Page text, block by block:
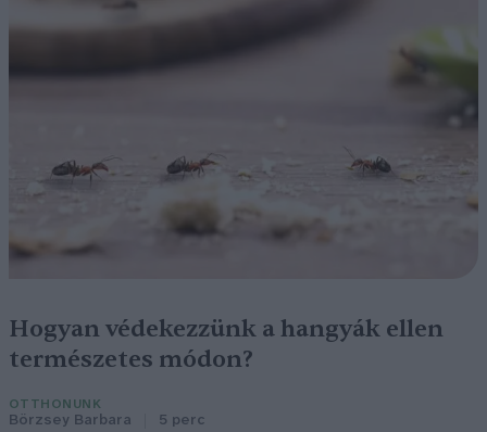
Hogyan védekezzünk a hangyák ellen
természetes módon?
OTTHONUNK
Börzsey Barbara 5 perc